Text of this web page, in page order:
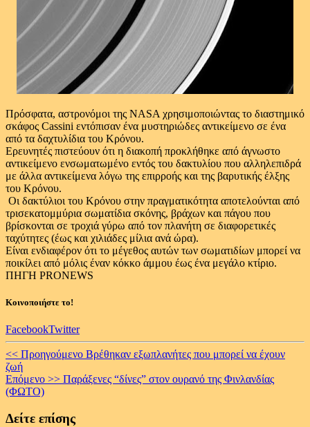
Πρόσφατα, αστρονόμοι της NASA χρησιμοποιώντας το διαστημικό
σκάφος Cassini εντόπισαν ένα μυστηριώδες αντικείμενο σε ένα
από τα δαχτυλίδια του Κρόνου.
Ερευνητές πιστεύουν ότι η διακοπή προκλήθηκε από άγνωστο
αντικείμενο ενσωματωμένο εντός του δακτυλίου που αλληλεπιδρά
με άλλα αντικείμενα λόγω της επιρροής και της βαρυτικής έλξης
του Κρόνου.
Οι δακτύλιοι του Κρόνου στην πραγματικότητα αποτελούνται από
τρισεκατομμύρια σωματίδια σκόνης, βράχων και πάγου που
βρίσκονται σε τροχιά γύρω από τον πλανήτη σε διαφορετικές
ταχύτητες (έως και χιλιάδες μίλια ανά ώρα).
Είναι ενδιαφέρον ότι το μέγεθος αυτών των σωματιδίων μπορεί να
ποικίλει από μόλις έναν κόκκο άμμου έως ένα μεγάλο κτίριο.
ΠΗΓΗ PRONEWS
Κοινοποιήστε το!
FacebookTwitter
Continue
Reading
<< Προηγούμενο Βρέθηκαν εξωπλανήτες που μπορεί να έχουν
ζωή
Επόμενο >> Παράξενες “δίνες” στον ουρανό της Φινλανδίας
(ΦΩΤΟ)
Δείτε επίσης